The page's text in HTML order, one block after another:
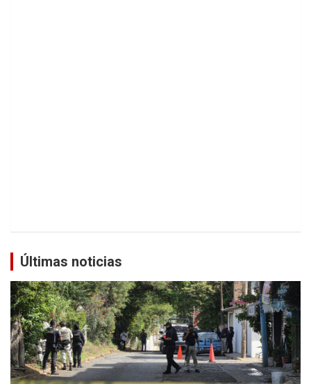
Últimas noticias